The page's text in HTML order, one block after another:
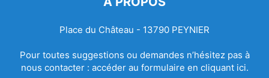
Place du Château - 13790 PEYNIER
Pour toutes suggestions ou demandes n’hésitez pas à
nous contacter : accéder au formulaire en cliquant ici.